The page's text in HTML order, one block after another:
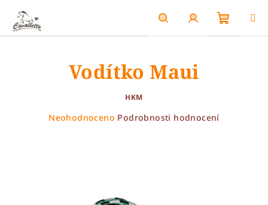
obsah
HledatPřihlášení
Vodítko Maui
HKM
Průměrné
Neohodnoceno Podrobnosti hodnocení